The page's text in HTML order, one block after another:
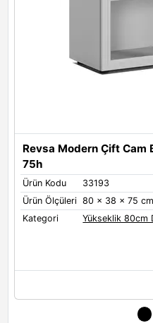
Metal Renkleri
Antrasit
Revsa Modern Çift Cam
75h
Ürün Kodu
33193
Ürün Ölçüleri 80 x 38 x 75 cm
Kategori
Yükseklik 80cm